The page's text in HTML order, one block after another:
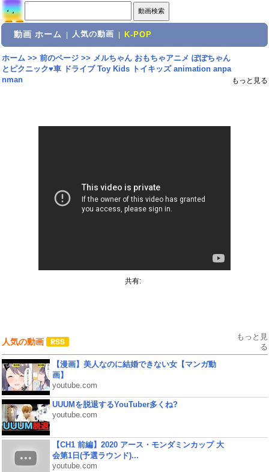
動画 ホーム 人気の動画 K-POP
ホーム>> 前のページ>> メルちゃん おもちゃアニメ ぽぽちゃん
とピクニック♥車 ドライブ Toy Kids トイキッズ animation anpa
nman
もっと見る
共有:
人気の動画
もっと見
る
【漫画】美人なのに結婚できない女【マンガ動
画】
youtube.com
UUUMを脱退するYouTuber多くね?
youtube.com
【CH1 前編】2020 アース・モンダミンカップ 大
会第1日(予選ラウンド)...
youtube.com